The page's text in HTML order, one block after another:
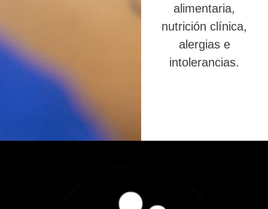
alimentaria,
nutrición clínica,
alergias e
intolerancias.